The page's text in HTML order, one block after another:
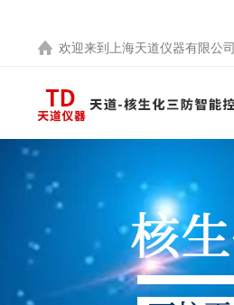
欢迎来到 上海天道仪器有限公司